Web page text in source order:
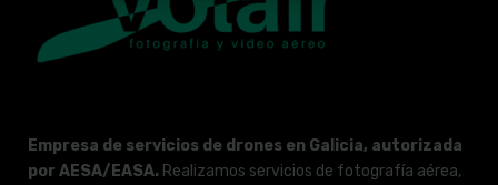
Empresa de servicios de drones en Galicia, autorizada
por AESA/EASA. Realizamos servicios de fotografía aérea,